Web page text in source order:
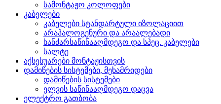
სამონტაჟო კოლოფები
კაბელები
კაბელები სტანდარტული იზოლაციით
არაჰალოგენური და არაალებადი
ხანძარსაწინააღმდეგო და სპეც. კაბელები
სალტე
აქსესუარები მონტაჟისთვის
დამიწების სისტემები, მეხამრიდები
დამიწების სისტემები
ელვის საწინააღმდეგო დაცვა
ელექტრო გათბობა